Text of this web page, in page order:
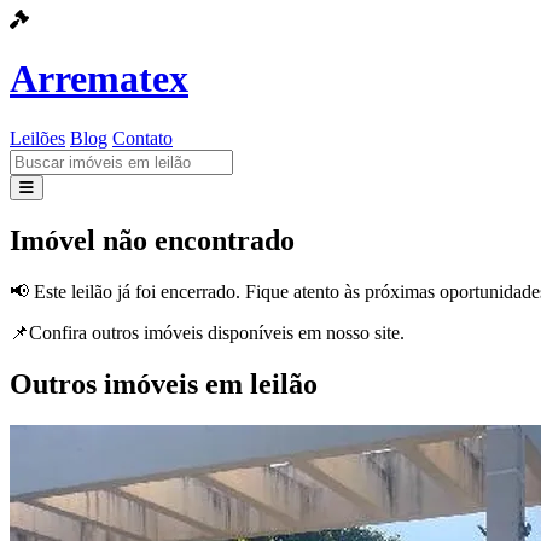
Arrematex
Leilões Blog Contato
Leilões
Contato
Imóvel não encontrado
📢 Este leilão já foi encerrado. Fique atento às próximas
📌Confira outros imóveis disponíveis em nosso site.
Outros imóveis em leilão